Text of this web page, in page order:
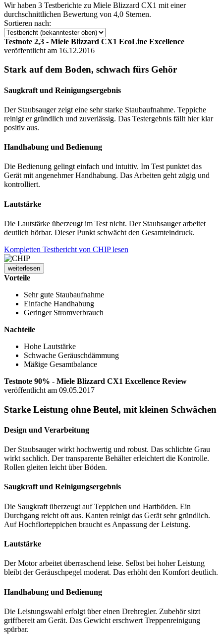
Wir haben 3 Testberichte zu Miele Blizzard CX1 mit einer
durchschnittlichen Bewertung von 4,0 Sternen.
Sortieren nach:
Testnote 2,3 - Miele Blizzard CX1 EcoLine Excellence
veröffentlicht am 16.12.2016
Stark auf dem Boden, schwach fürs Gehör
Saugkraft und Reinigungsergebnis
Der Staubsauger zeigt eine sehr starke Staubaufnahme. Teppiche
reinigt er gründlich und zuverlässig. Das Testergebnis fällt hier klar
positiv aus.
Handhabung und Bedienung
Die Bedienung gelingt einfach und intuitiv. Im Test punktet das
Gerät mit angenehmer Handhabung. Das Arbeiten geht zügig und
kontrolliert.
Lautstärke
Die Lautstärke überzeugt im Test nicht. Der Staubsauger arbeitet
deutlich hörbar. Dieser Punkt schwächt den Gesamteindruck.
Kompletten Testbericht von CHIP lesen
weiterlesen
Vorteile
Sehr gute Staubaufnahme
Einfache Handhabung
Geringer Stromverbrauch
Nachteile
Hohe Lautstärke
Schwache Geräuschdämmung
Mäßige Gesamtbalance
Testnote 90% - Miele Blizzard CX1 Excellence Review
veröffentlicht am 09.05.2017
Starke Leistung ohne Beutel, mit kleinen Schwächen
Design und Verarbeitung
Der Staubsauger wirkt hochwertig und robust. Das schlichte Grau
wirkt sachlich. Der transparente Behälter erleichtert die Kontrolle.
Rollen gleiten leicht über Böden.
Saugkraft und Reinigungsergebnis
Die Saugkraft überzeugt auf Teppichen und Hartböden. Ein
Durchgang reicht oft aus. Kanten reinigt das Gerät sehr gründlich.
Auf Hochflorteppichen braucht es Anpassung der Leistung.
Lautstärke
Der Motor arbeitet überraschend leise. Selbst bei hoher Leistung
bleibt der Geräuschpegel moderat. Das erhöht den Komfort deutlich.
Handhabung und Bedienung
Die Leistungswahl erfolgt über einen Drehregler. Zubehör sitzt
griffbereit am Gerät. Das Gewicht erschwert Treppenreinigung
spürbar.